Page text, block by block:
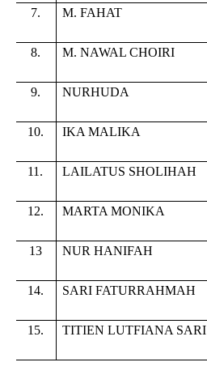
7. M. FAHAT
8. M. NAWAL CHOIRI
9. NURHUDA
10. IKA MALIKA
11. LAILATUS SHOLIHAH
12. MARTA MONIKA
13 NUR HANIFAH
14. SARI FATURRAHMAH
15. TITIEN LUTFIANA SARI